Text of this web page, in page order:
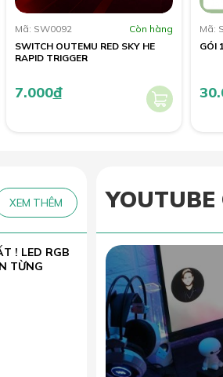
Mã: SW0092
Còn hàng
SWITCH OUTEMU RED SKY HE
RAPID TRIGGER
7.000đ
Mã:
GÓI
XEM THÊM
! LED RGB
TỪNG